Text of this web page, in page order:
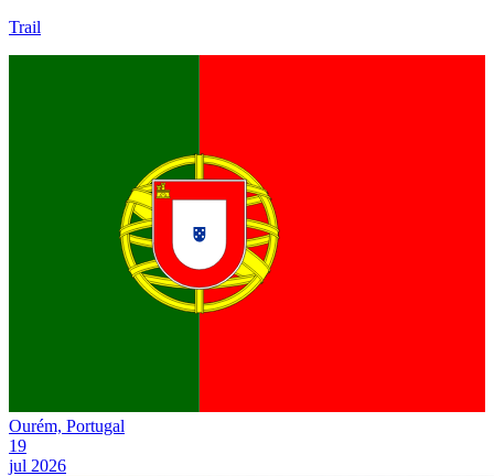
Trail
Ourém, Portugal
19
jul 2026